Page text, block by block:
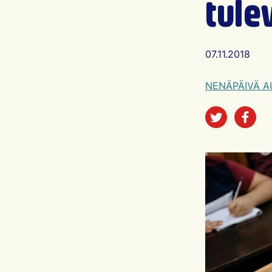
Artikkelin
07.11.2018
NENÄPÄIVÄ
Jaa